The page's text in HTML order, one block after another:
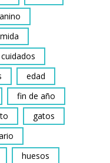
cuidados
edad
fin de año
gatos
huesos